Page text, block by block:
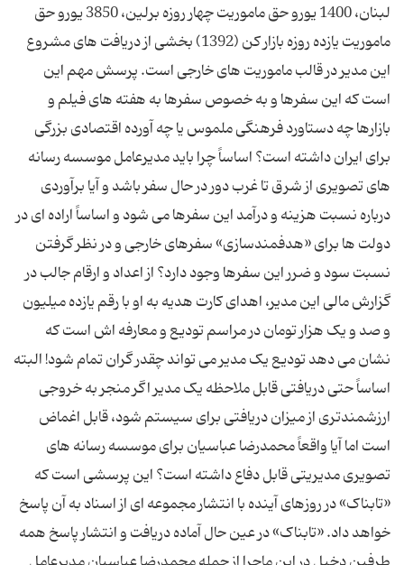
لبنان، 1400 یورو حق ماموریت چهار روزه برلین، 3850 یورو حق
ماموریت یازده روزه بازار کن (1392) بخشی از دریافت های مشروع
این مدیر در قالب ماموریت های خارجی است. پرسش مهم این
است که این سفرها و به خصوص سفرها به هفته های فیلم و
بازارها چه دستاورد فرهنگی ملموس یا چه آورده اقتصادی بزرگی
برای ایران داشته است؟ اساساً چرا باید مدیرعامل موسسه رسانه
های تصویری از شرق تا غرب دور در حال سفر باشد و آیا برآوردی
درباره نسبت هزینه و درآمد این سفرها می شود و اساساً اراده ای در
دولت ها برای «هدفمندسازی» سفرهای خارجی و در نظر گرفتن
نسبت سود و ضرر این سفرها وجود دارد؟ از اعداد و ارقام جالب در
گزارش مالی این مدیر، اهدای کارت هدیه به او با رقم یازده میلیون
و صد و یک هزار تومان در مراسم تودیع و معارفه اش است که
نشان می دهد تودیع یک مدیر می تواند چقدر گران تمام شود! البته
اساساً حتی دریافتی قابل ملاحظه یک مدیر اگر منجر به خروجی
ارزشمندتری از میزان دریافتی برای سیستم شود، قابل اغماض
است اما آیا واقعاً محمدرضا عباسیان برای موسسه رسانه های
تصویری مدیریتی قابل دفاع داشته است؟ این پرسشی است که
«تابناک» در روزهای آینده با انتشار مجموعه ای از اسناد به آن پاسخ
خواهد داد. «تابناک» در عین حال آماده دریافت و انتشار پاسخ همه